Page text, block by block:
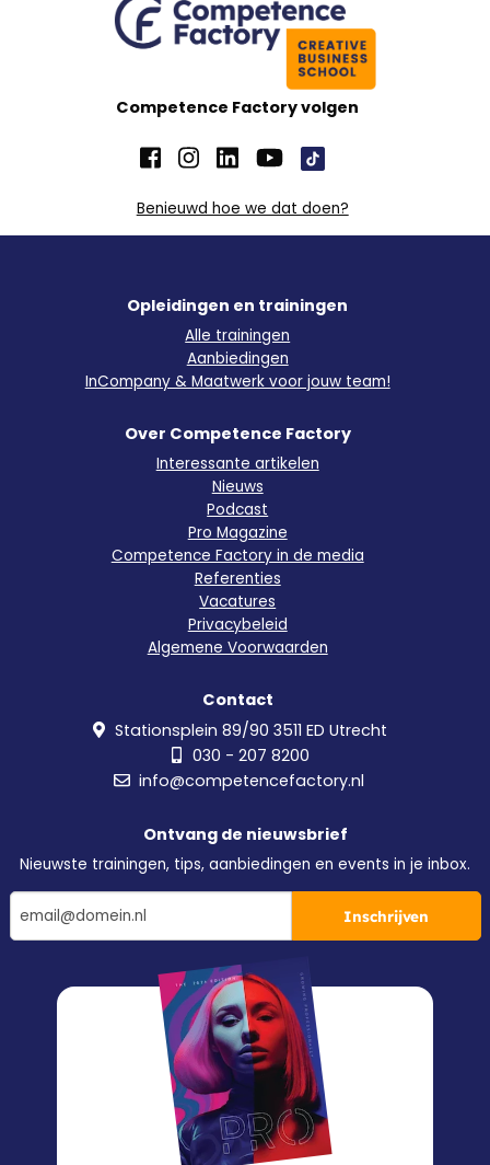
Competence Factory volgen
Benieuwd hoe we dat doen?
Opleidingen en trainingen
Alle trainingen
Aanbiedingen
InCompany & Maatwerk voor jouw team!
Over Competence Factory
Interessante artikelen
Nieuws
Podcast
Pro Magazine
Competence Factory in de media
Referenties
Vacatures
Privacybeleid
Algemene Voorwaarden
Contact
Stationsplein 89/90 3511 ED Utrecht
030 - 207 8200
info@competencefactory.nl
Ontvang de nieuwsbrief
Nieuwste trainingen, tips, aanbiedingen en events in je inbox.
Inschrijven